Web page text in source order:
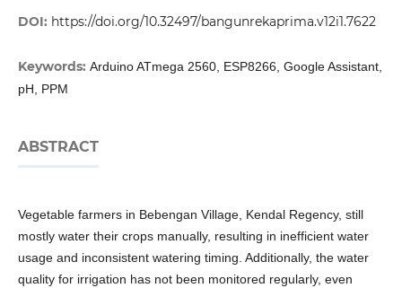
DOI: https://doi.org/10.32497/bangunrekaprima.v12i1.7622
Keywords: Arduino ATmega 2560, ESP8266, Google Assistant,
pH, PPM
ABSTRACT
Vegetable farmers in Bebengan Village, Kendal Regency, still
mostly water their crops manually, resulting in inefficient water
usage and inconsistent watering timing. Additionally, the water
quality for irrigation has not been monitored regularly, even